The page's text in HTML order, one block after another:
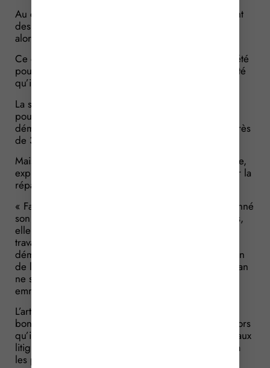
Au cours du démontage, la société relève également
des défauts de la cage de roulement. Elle en avise
alors l’artisan.
Ce dernier se rend alors dans les locaux de la société
pour constater ces défauts : il informe alors la société
qu’il refuse que ces défauts soient réparés.
La société demande ensuite à l’artisan de la régler
pour les réparations effectuées. Les frais de
démontage et de changement du joint s’élèvent à près
de 3 000 €.
Mais l’artisan refuse de payer les frais de démontage,
expliquant qu’il a seulement donné son accord pour la
réparation de la fuite d’huile.
« Faux » répond la société : pour elle, l’artisan a donné
son accord pour ces travaux. Pour prouver ses dires,
elle présente des bons de commande relatifs aux
travaux effectués et précise qu’il était nécessaire de
démonter le réducteur pour procéder à la réparation
de la fuite d’huile. En outre, elle rappelle que l’artisan
ne s’est pas opposé à ce que la pelleteuse soit
emmenée dans ses locaux.
L’artisan fait alors remarquer qu’il n’a pas signé les
bons de commande. Aucun document ne prouve alors
qu’il a effectivement commandé à la société les travaux
litigieux ou qu’il les a acceptés. Dès lors, il n’a pas à
les payer.